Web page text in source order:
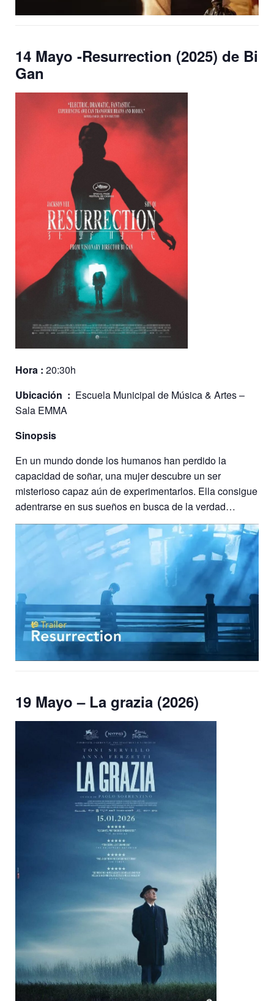
14 Mayo -Resurrection (2025) de Bi
Gan
Hora : 20:30h
Ubicación : Escuela Municipal de Música & Artes –
Sala EMMA
Sinopsis
En un mundo donde los humanos han perdido la
capacidad de soñar, una mujer descubre un ser
misterioso capaz aún de experimentarlos. Ella consigue
adentrarse en sus sueños en busca de la verdad…
19 Mayo – La grazia (2026)